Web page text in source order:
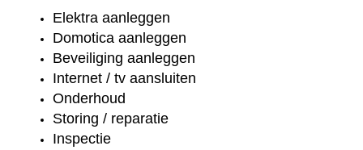
Elektra aanleggen
Domotica aanleggen
Beveiliging aanleggen
Internet / tv aansluiten
Onderhoud
Storing / reparatie
Inspectie